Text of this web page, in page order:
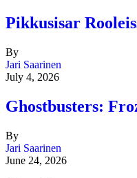
Pikkusisar
By
Jari Saarinen
July 4, 2026
Ghostbusters:
By
Jari Saarinen
June 24, 2026